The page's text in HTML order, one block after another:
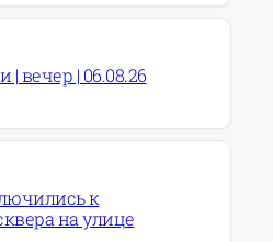
| вечер | 06.08.26
к
на улице